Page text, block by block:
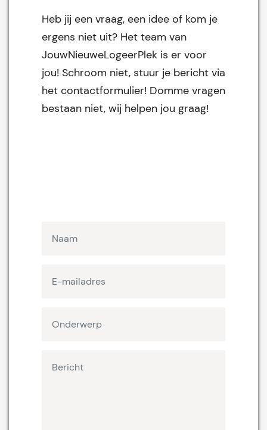
Heb jij een vraag, een idee of kom je
ergens niet uit? Het team van
JouwNieuweLogeerPlek is er voor
jou! Schroom niet, stuur je bericht via
het contactformulier! Domme vragen
bestaan niet, wij helpen jou graag!